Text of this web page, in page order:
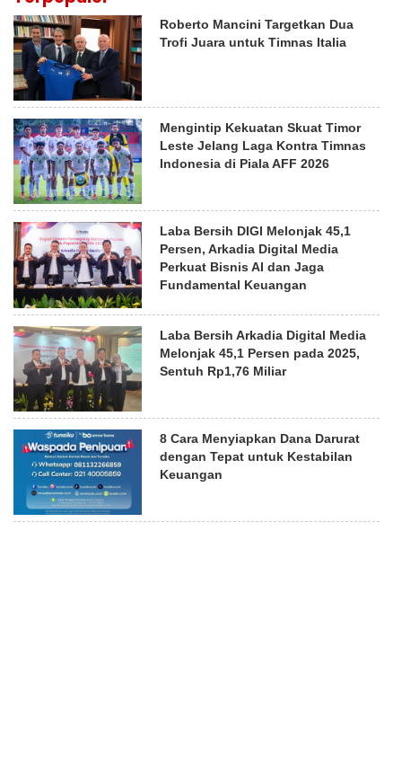
Roberto Mancini Targetkan Dua
Trofi Juara untuk Timnas Italia
Mengintip Kekuatan Skuat Timor
Leste Jelang Laga Kontra Timnas
Indonesia di Piala AFF 2026
Laba Bersih DIGI Melonjak 45,1
Persen, Arkadia Digital Media
Perkuat Bisnis AI dan Jaga
Fundamental Keuangan
Laba Bersih Arkadia Digital Media
Melonjak 45,1 Persen pada 2025,
Sentuh Rp1,76 Miliar
8 Cara Menyiapkan Dana Darurat
dengan Tepat untuk Kestabilan
Keuangan